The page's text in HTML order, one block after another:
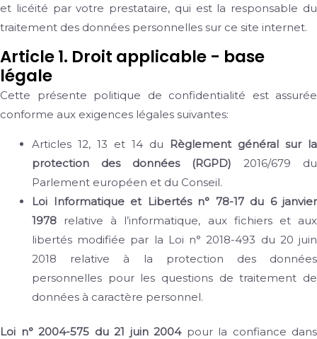
et licéité par votre prestataire, qui est la responsable du
traitement des données personnelles sur ce site internet.
Article 1. Droit applicable - base
légale
Cette présente politique de confidentialité est assurée
conforme aux exigences légales suivantes:
Articles 12, 13 et 14 du Règlement général sur la
protection des données (RGPD) 2016/679 du
Parlement européen et du Conseil.
Loi Informatique et Libertés n° 78-17 du 6 janvier
1978 relative à l’informatique, aux fichiers et aux
libertés modifiée par la Loi n° 2018-493 du 20 juin
2018 relative à la protection des données
personnelles pour les questions de traitement de
données à caractère personnel.
Loi n° 2004-575 du 21 juin 2004 pour la confiance dans